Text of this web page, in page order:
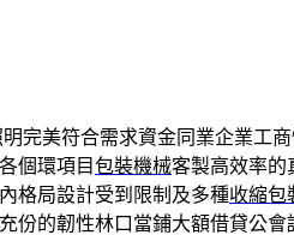
完美符合需求資金同業企業工
個環項目包裝機械客製高效率的
格局設計受到限制及多種收縮包
份的韌性林口當鋪大額借貸公會